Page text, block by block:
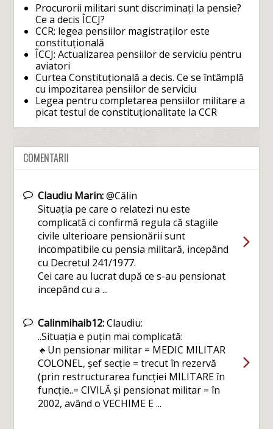
Procurorii militari sunt discriminați la pensie?
Ce a decis ÎCCJ?
CCR: legea pensiilor magistraților este
constituțională
ÎCCJ: Actualizarea pensiilor de serviciu pentru
aviatori
Curtea Constituțională a decis. Ce se întâmplă
cu impozitarea pensiilor de serviciu
Legea pentru completarea pensiilor militare a
picat testul de constituționalitate la CCR
COMENTARII
Claudiu Marin:@Călin
Situația pe care o relatezi nu este
complicată ci confirmă regula că stagiile
civile ulterioare pensionării sunt
incompatibile cu pensia militară, incepând
cu Decretul 241/1977.
Cei care au lucrat după ce s-au pensionat
incepând cu a ...
Calinmihaib12:Claudiu:
..Situația e puțin mai complicată:
🔸Un pensionar militar = MEDIC MILITAR
COLONEL, șef secție = trecut în rezervă
(prin restructurarea funcției MILITARE în
funcție..= CIVILĂ și pensionat militar = în
2002, având o VECHIME E ...